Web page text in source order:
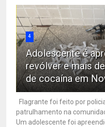
4
Adolescente é
revólver e mais
de cocaína em
Flagrante foi feito por
patrulhamento na
Um adolescente foi